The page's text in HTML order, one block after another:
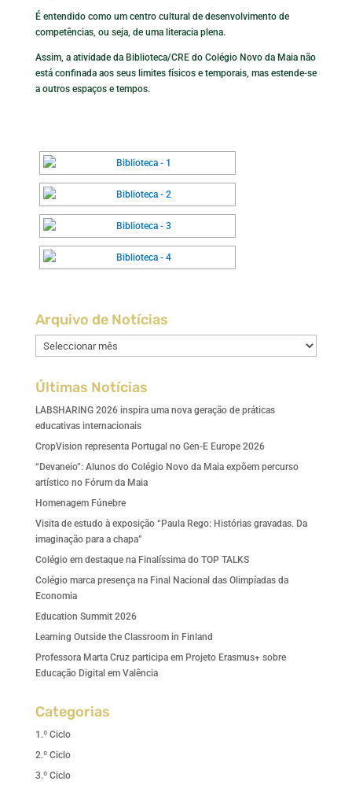
É entendido como um centro cultural de desenvolvimento de
competências, ou seja, de uma literacia plena.
Assim, a atividade da Biblioteca/CRE do Colégio Novo da Maia não
está confinada aos seus limites físicos e temporais, mas estende-se
a outros espaços e tempos.
Arquivo de Notícias
Arquivo
de
Últimas Notícias
LABSHARING 2026 inspira uma nova geração de práticas
educativas internacionais
CropVision representa Portugal no Gen-E Europe 2026
“Devaneio”: Alunos do Colégio Novo da Maia expõem percurso
artístico no Fórum da Maia
Homenagem Fúnebre
Visita de estudo à exposição “Paula Rego: Histórias gravadas. Da
imaginação para a chapa”
Colégio em destaque na Finalíssima do TOP TALKS
Colégio marca presença na Final Nacional das Olimpíadas da
Economia
Education Summit 2026
Learning Outside the Classroom in Finland
Professora Marta Cruz participa em Projeto Erasmus+ sobre
Educação Digital em Valência
Categorias
1.º Ciclo
2.º Ciclo
3.º Ciclo